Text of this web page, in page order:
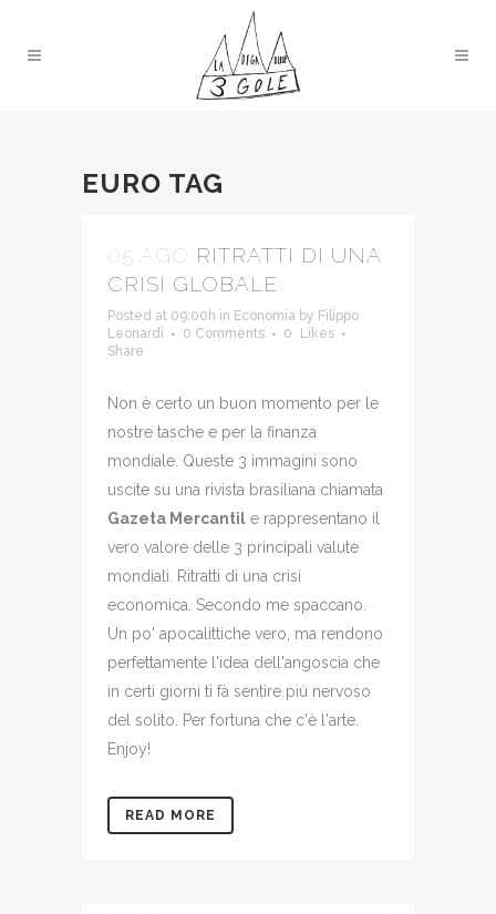
EURO TAG
05 AGO RITRATTI DI UNA
CRISI GLOBALE
Posted at 09:00h in Economia by Filippo
Leonardi
0 Comments 0
Likes
Share
Non è certo un buon momento per le
nostre tasche e per la finanza
mondiale. Queste 3 immagini sono
uscite su una rivista brasiliana chiamata
Gazeta Mercantil e rappresentano il
vero valore delle 3 principali valute
mondiali. Ritratti di una crisi
economica. Secondo me spaccano.
Un po' apocalittiche vero, ma rendono
perfettamente l'idea dell'angoscia che
in certi giorni ti fà sentire più nervoso
del solito. Per fortuna che c'è l'arte.
Enjoy!
READ MORE